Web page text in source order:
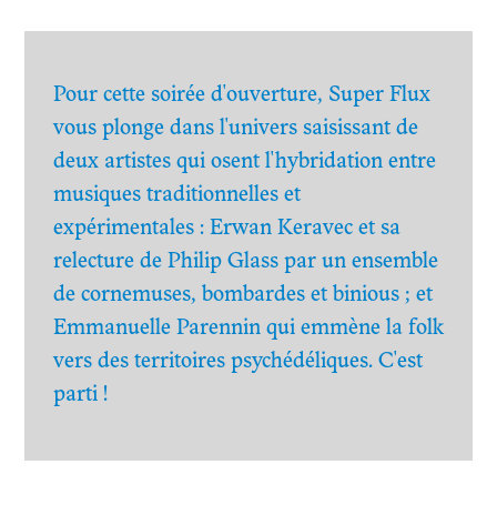
Pour cette soirée d'ouverture, Super Flux
vous plonge dans l'univers saisissant de
deux artistes qui osent l'hybridation entre
musiques traditionnelles et
expérimentales : Erwan Keravec et sa
relecture de Philip Glass par un ensemble
de cornemuses, bombardes et binious ; et
Emmanuelle Parennin qui emmène la folk
vers des territoires psychédéliques. C'est
parti !